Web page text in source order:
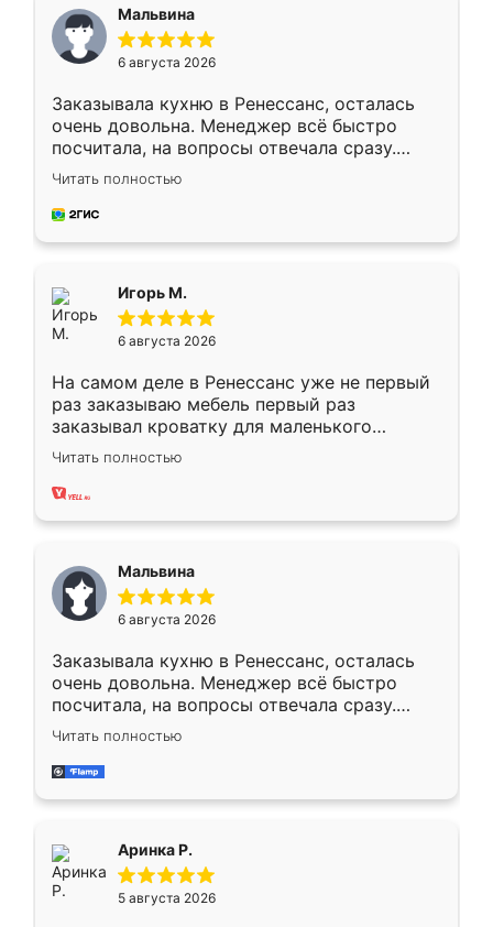
Мальвина
6 августа 2026
Заказывала кухню в Ренессанс, осталась
очень довольна. Менеджер всё быстро
посчитала, на вопросы отвечала сразу.
Замерщик приехал в субботу, подошёл к
делу со всей ответственностью. Собрали
за день, ребята работали аккуратно, даже
Читать полностью
Игорь М.
6 августа 2026
На самом деле в Ренессанс уже не первый
раз заказываю мебель первый раз
заказывал кроватку для маленького
ребёнка при его рождении ,во второй раз
заказал шкаф-купе. По качеству очень
хорошее сборка достаточно быстрая,
меньше, здесь же он более разнообразный.
Мне нравится ,если что-то потребуется из
мебели буду заказывать только здесь.
Читать полностью
Мальвина
6 августа 2026
Заказывала кухню в Ренессанс, осталась
очень довольна. Менеджер всё быстро
посчитала, на вопросы отвечала сразу.
Замерщик приехал в субботу, подошёл к
делу со всей ответственностью. Собрали
за день, ребята работали аккуратно, даже
Читать полностью
Аринка Р.
5 августа 2026